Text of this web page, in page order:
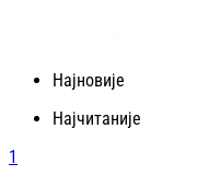
Најновије
Најчитаније
1